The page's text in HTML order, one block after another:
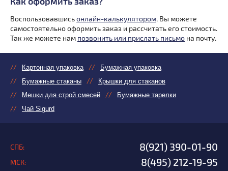
Воспользовавшисьонлайн-калькулятором, Вы можете
самостоятельно оформить заказ и рассчитать его стоимость.
Так же можете нам позвонить или прислать письмо на почту.
Картонная упаковка
Бумажная упаковка
Бумажные стаканы
Крышки для стаканов
Мешки для строй смесей
Бумажные тарелки
Чай Sigurd
СПБ: 8(921) 390-01-90
МСК: 8(495) 212-19-95